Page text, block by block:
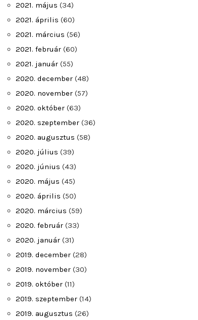
2021. május (34)
2021. április (60)
2021. március (56)
2021. február (60)
2021. január (55)
2020. december (48)
2020. november (57)
2020. október (63)
2020. szeptember (36)
2020. augusztus (58)
2020. július (39)
2020. június (43)
2020. május (45)
2020. április (50)
2020. március (59)
2020. február (33)
2020. január (31)
2019. december (28)
2019. november (30)
2019. október (11)
2019. szeptember (14)
2019. augusztus (26)